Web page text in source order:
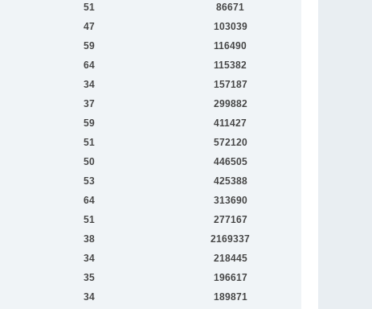
51
86671
47
103039
59
116490
64
115382
34
157187
37
299882
59
411427
51
572120
50
446505
53
425388
64
313690
51
277167
38
2169337
34
218445
35
196617
34
189871